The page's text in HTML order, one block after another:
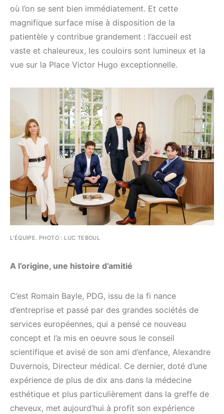
où l’on se sent bien immédiatement. Et cette
magnifique surface mise à disposition de la
patientèle y contribue grandement : l’accueil est
vaste et chaleureux, les couloirs sont lumineux et la
vue sur la Place Victor Hugo exceptionnelle.
L’ÉQUIPE. PHOTO : LUC TEBOUL
A l’origine, une histoire d’amitié
C’est Romain Bayle, PDG, issu de la fi nance
d’entreprise et passé par des grandes sociétés de
services européennes, qui a pensé ce nouveau
concept et l’a mis en oeuvre sous le conseil
scientifique et avisé de son ami d’enfance, Alexandre
Duvernois, Directeur médical. Ce dernier, doté d’une
expérience de plus de dix ans dans la médecine
esthétique et plus particulièrement dans la greffe de
cheveux, met aujourd’hui à profit son expérience